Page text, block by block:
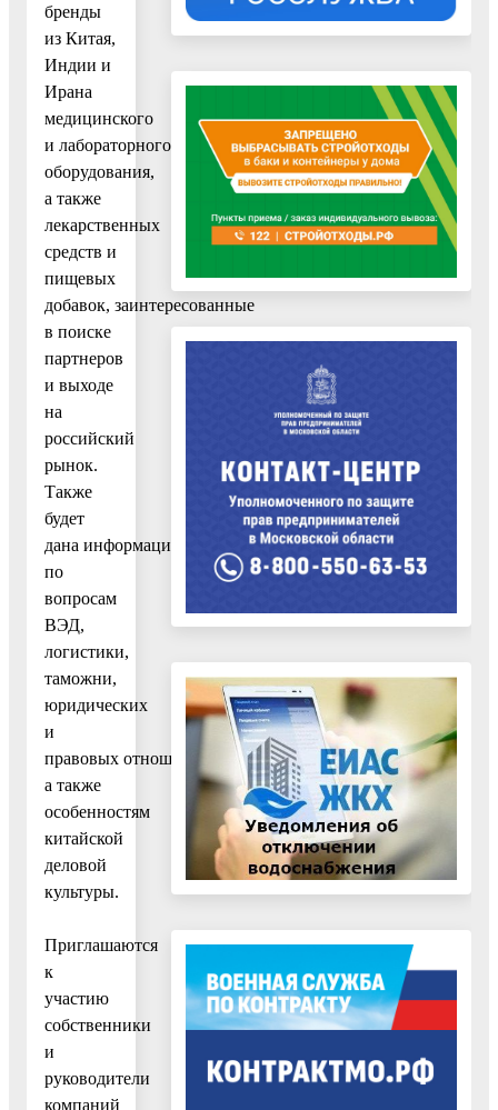
бренды
из Китая,
Индии и
Ирана
медицинского
и лабораторного
оборудования,
а также
лекарственных
средств и
пищевых
добавок, заинтересованные
в поиске
партнеров
и выходе
на
российский
рынок.
Также
будет
дана информация
по
вопросам
ВЭД,
логистики,
таможни,
юридических
и
правовых отношений,
а также
особенностям
китайской
деловой
культуры.
Приглашаются
к
участию
собственники
и
руководители
компаний